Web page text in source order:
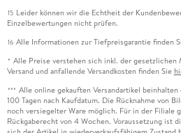
15 Leider können wir die Echtheit der
Einzelbewertungen nicht prüfen.
16 Alle Informationen zur Tiefpreisgarantie finden
* Alle Preise verstehen sich inkl. der gesetzlichen
Versand und anfallende Versandkosten finden Sie
*** Alle online gekauften Versandartikel
100 Tagen nach Kaufdatum. Die Rücknahme von
noch versiegelter Ware möglich. Für in der Filiale
Rückgaberecht von 4 Wochen. Voraussetzung ist